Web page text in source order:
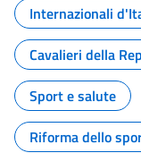
Internazionali
Cavalieri della
Sport e salute
Riforma dello